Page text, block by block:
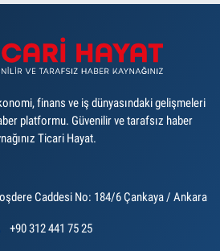
finans ve iş dünyasındaki gelişmeleri
platformu. Güvenilir ve tarafsız haber
Ticari Hayat.
Caddesi No: 184/6 Çankaya / Ankara
+90 312 441 75 25